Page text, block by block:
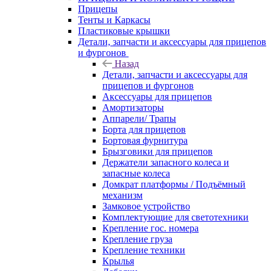
Прицепы
Тенты и Каркасы
Пластиковые крышки
Детали, запчасти и аксессуары для прицепов
и фургонов
Назад
Детали, запчасти и аксессуары для
прицепов и фургонов
Аксессуары для прицепов
Амортизаторы
Аппарели/ Трапы
Борта для прицепов
Бортовая фурнитура
Брызговики для прицепов
Держатели запасного колеса и
запасные колеса
Домкрат платформы / Подъёмный
механизм
Замковое устройство
Комплектующие для светотехники
Крепление гос. номера
Крепление груза
Крепление техники
Крылья